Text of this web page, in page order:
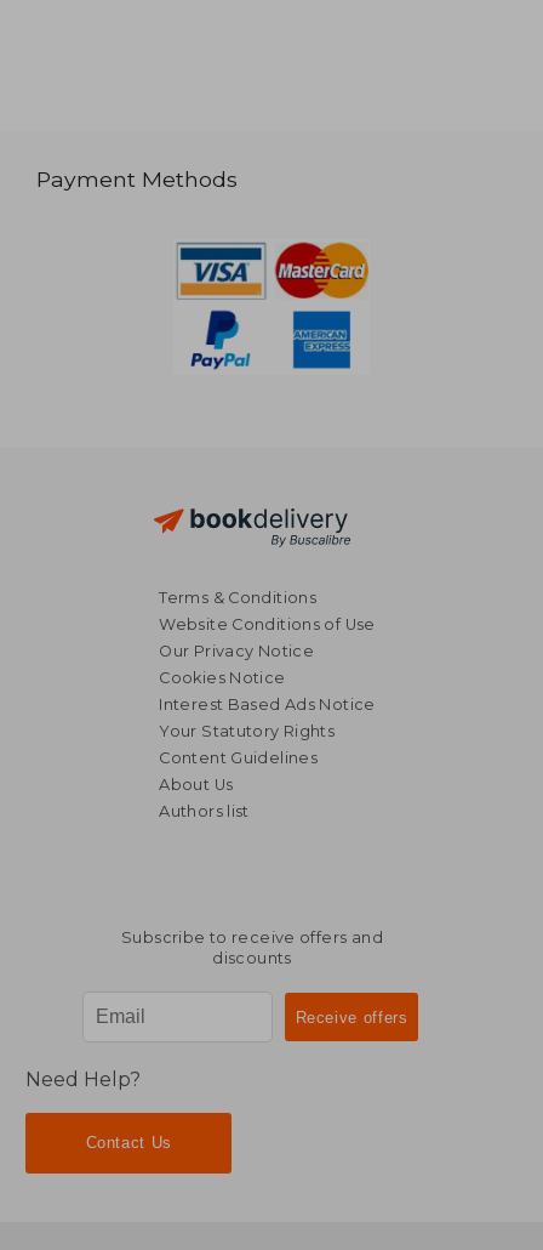
Payment Methods
Terms & Conditions
Website Conditions of Use
Our Privacy Notice
Cookies Notice
Interest Based Ads Notice
Your Statutory Rights
Content Guidelines
About Us
Authors list
Subscribe to receive offers and
discounts
Need Help?
Contact Us